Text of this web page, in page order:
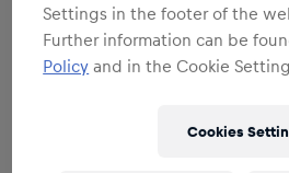
Settings in the footer of the
Further information can be
Policy and in the Cookie
Cookies